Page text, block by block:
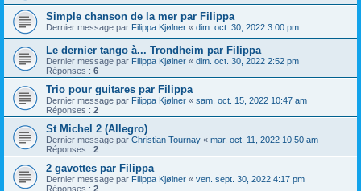
Simple chanson de la mer par Filippa
Dernier message par Filippa Kjølner « dim. oct. 30, 2022 3:00 pm
Le dernier tango à... Trondheim par Filippa
Dernier message par Filippa Kjølner « dim. oct. 30, 2022 2:52 pm
Réponses : 6
Trio pour guitares par Filippa
Dernier message par Filippa Kjølner « sam. oct. 15, 2022 10:47 am
Réponses : 2
St Michel 2 (Allegro)
Dernier message par Christian Tournay « mar. oct. 11, 2022 10:50 am
Réponses : 2
2 gavottes par Filippa
Dernier message par Filippa Kjølner « ven. sept. 30, 2022 4:17 pm
Réponses : 2